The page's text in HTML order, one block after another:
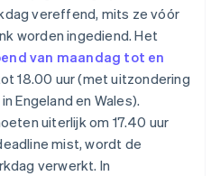
vereffend, mits ze vóór
worden ingediend. Het
van maandag tot en
18.00 uur (met uitzondering
Engeland en Wales).
uiterlijk om 17.40 uur
mist, wordt de
verwerkt. In